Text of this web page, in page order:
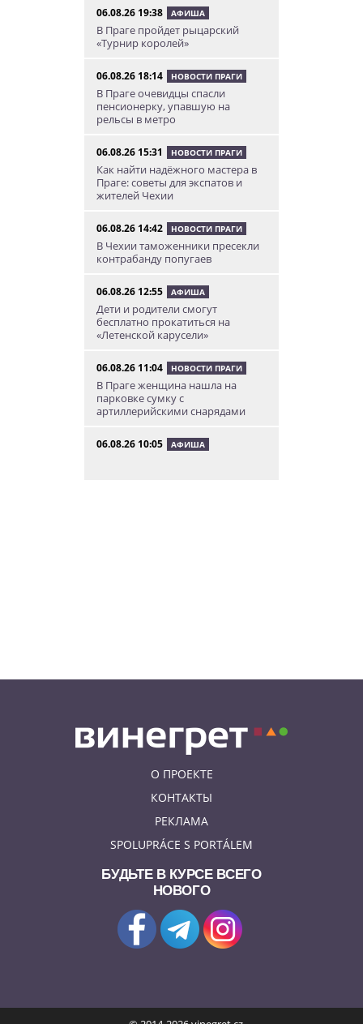
06.08.26 19:38 АФИША
В Праге пройдет рыцарский
«Турнир королей»
06.08.26 18:14 НОВОСТИ ПРАГИ
В Праге очевидцы спасли
пенсионерку, упавшую на
рельсы в метро
06.08.26 15:31 НОВОСТИ ПРАГИ
Как найти надёжного мастера в
Праге: советы для экспатов и
жителей Чехии
06.08.26 14:42 НОВОСТИ ПРАГИ
В Чехии таможенники пресекли
контрабанду попугаев
06.08.26 12:55 АФИША
Дети и родители смогут
бесплатно прокатиться на
«Летенской карусели»
06.08.26 11:04 НОВОСТИ ПРАГИ
В Праге женщина нашла на
парковке сумку с
артиллерийскими снарядами
06.08.26 10:05 АФИША
О ПРОЕКТЕ
КОНТАКТЫ
РЕКЛАМА
SPOLUPRÁCE S PORTÁLEM
БУДЬТЕ В КУРСЕ ВСЕГО
НОВОГО